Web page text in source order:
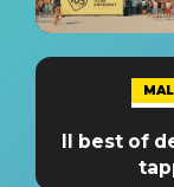
Il best of